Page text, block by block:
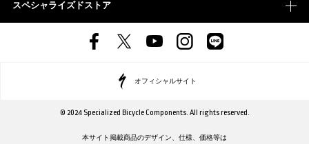
スペシャライズドストア
オフィシャルサイト
© 2024 Specialized Bicycle Components. All rights reserved.
本サイト掲載商品のデザイン、仕様、価格等は